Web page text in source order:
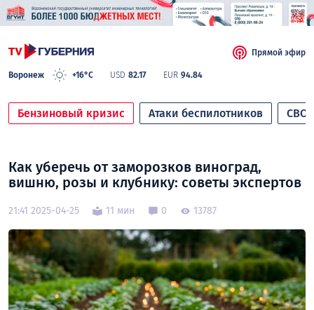
Воронеж +16°C USD 82.17 EUR 94.84
Прямой эфир
Бензиновый кризис Атаки беспилотников СВО
Как уберечь от заморозков виноград,
вишню, розы и клубнику: советы экспертов
21:41 2025-04-25 11 мин 0 13787